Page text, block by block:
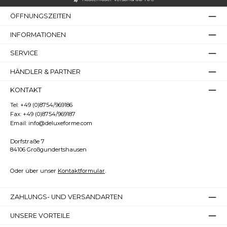
ÖFFNUNGSZEITEN
INFORMATIONEN
SERVICE
HÄNDLER & PARTNER
KONTAKT
Tel: +49 (0)8754/969186
Fax: +49 (0)8754/969187
Email: info@deluxeforme.com
Dorfstraße 7
84106 Großgundertshausen
Oder über unser Kontaktformular
ZAHLUNGS- UND VERSANDARTEN
UNSERE VORTEILE
Großer Cursor